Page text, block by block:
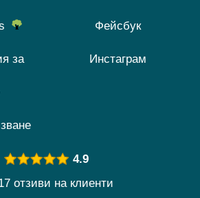
за
Фейсбук
Инстаграм
4.9
отзиви на клиенти